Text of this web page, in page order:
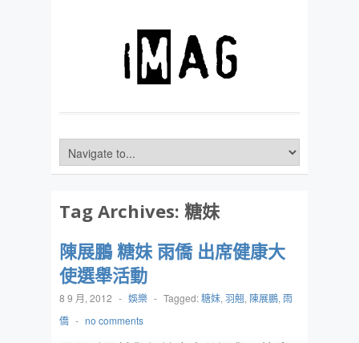
Tag Archives: 糖妹
陳展鵬 糖妹 雨僑 出席健康大
使選舉活動
8 9 月, 2012 - 娛樂 - Tagged:糖妹, 羽翹, 陳展鵬, 雨
僑 - no comments